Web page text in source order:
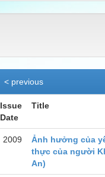
< previous
Issue
Date
Title
2009
Ảnh hưởng của
thực của người
An)